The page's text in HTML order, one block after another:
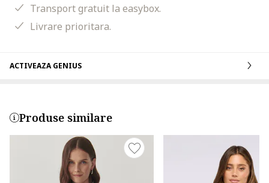
Transport gratuit la easybox.
Livrare prioritara.
ACTIVEAZA GENIUS
Produse similare